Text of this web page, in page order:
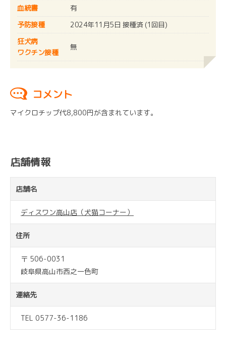
血統書
有
予防接種
2024年11月5日 接種済 (1回目)
狂犬病
ワクチン接種
無
コメント
マイクロチップ代8,800円が含まれています。
店舗情報
店舗名
ディスワン高山店（犬猫コーナー）
住所
〒 506-0031
岐阜県高山市西之一色町
連絡先
TEL 0577-36-1186